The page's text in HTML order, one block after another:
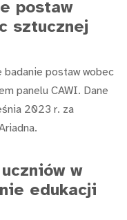
postaw
sztucznej
postaw wobec
panelu CAWI. Dane
2023 r. za
w
edukacji